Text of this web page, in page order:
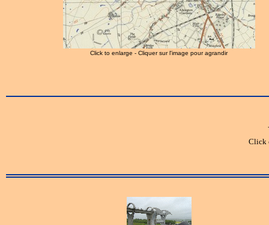
Click to enlarge - Cliquer sur l'image pour agrandir
Click